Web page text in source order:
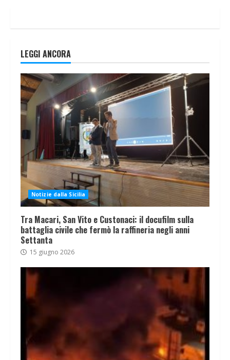
LEGGI ANCORA
Notizie dalla Sicilia
Tra Macari, San Vito e Custonaci: il docufilm sulla
battaglia civile che fermò la raffineria negli anni
Settanta
15 giugno 2026